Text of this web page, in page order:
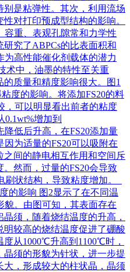
是粘弹性。其次，利用流场
打印预成型结构的影响。
容重、表观孔隙常和力学性
研究了ABPCs的比表面积和
作为高性能催化剂载体的潜力
中，油墨的特性至关重
质量和精度影响很大。图1
的影响。将添加FS20的料
，可以明显看出前者的粘度
0.1wt%增加到
后升高，在FS20添加量
因为适量的FS20可以吸附在
之间的静电相互作用和空间斥
然而，过量的FS20会导致
结构，导致粘度增加。
的影响 图2显示了在不同温
。由图可知，其表面存在
，随着烧结温度的升高，
明较高的烧结温度促进了硼酸
温度从1000℃升高到1100℃时，
晶须的形貌为针状，进一步提
，形成较大的柱状晶，晶须